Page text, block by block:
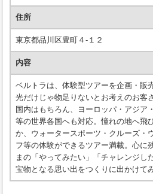
住所
東京都品川区豊町４-１２
内容
ベルトラは、体験型ツアーを企画・販
光だけじゃ物足りないとお考えのお客
国内はもちろん、ヨーロッパ・アジア
等の世界各国へも対応。憧れの地へ飛
か、ウォータースポーツ・クルーズ・
フ等の体験ができるツアー満載。心に
まの「やってみたい」「チャレンジし
宝物となる思い出をつくりに出かけて